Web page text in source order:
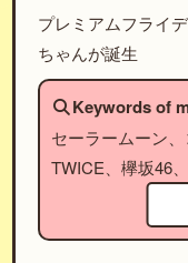
プレミアムフライ
ちゃんが誕生
Keywords of
セーラームーン、
TWICE、欅坂46